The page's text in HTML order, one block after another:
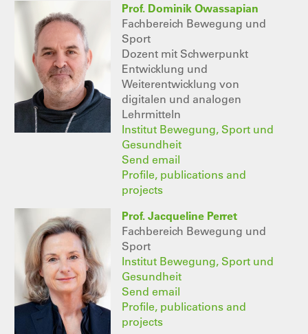
Prof. Dominik Owassapian
Fachbereich Bewegung und
Sport
Dozent mit Schwerpunkt
Entwicklung und
Weiterentwicklung von
digitalen und analogen
Lehrmitteln
Institut Bewegung, Sport und
Gesundheit
Send email
Profile, publications and
projects
Prof. Jacqueline Perret
Fachbereich Bewegung und
Sport
Institut Bewegung, Sport und
Gesundheit
Send email
Profile, publications and
projects